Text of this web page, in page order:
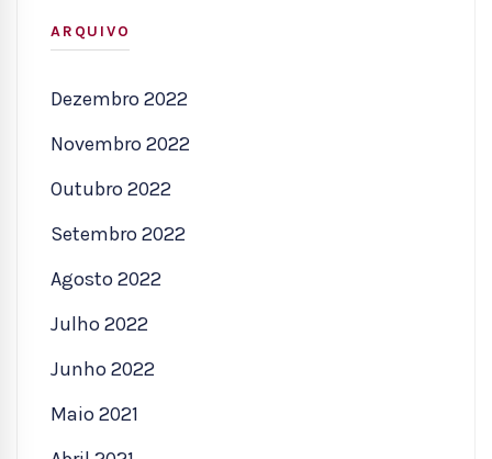
ARQUIVO
Dezembro 2022
Novembro 2022
Outubro 2022
Setembro 2022
Agosto 2022
Julho 2022
Junho 2022
Maio 2021